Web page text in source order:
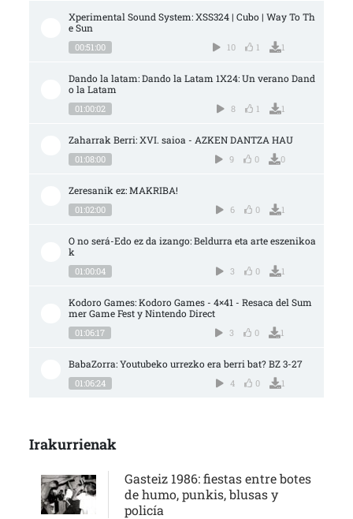
Xperimental Sound System: XSS324 | Cubo | Way To Th
e Sun
00:51:00 10 1 1
Dando la latam: Dando la Latam 1X24: Un verano Dand
o la Latam
01:00:02 8 1 1
Zaharrak Berri: XVI. saioa - AZKEN DANTZA HAU
01:08:00 9 0 0
Zeresanik ez: MAKRIBA!
01:02:00 6 0 1
O no será-Edo ez da izango: Beldurra eta arte eszenikoa
k
01:00:04 3 0 1
Kodoro Games: Kodoro Games - 4×41 - Resaca del Sum
mer Game Fest y Nintendo Direct
01:06:17 3 0 1
BabaZorra: Youtubeko urrezko era berri bat? BZ 3-27
01:06:24 4 0 1
Irakurrienak
Gasteiz 1986: fiestas entre botes
de humo, punkis, blusas y
policía